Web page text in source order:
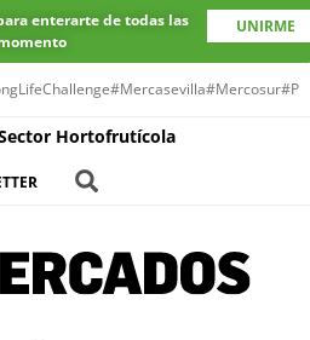
enterarte de todas las
UNIRME
#Mercasevilla#Mercosur
Hortofrutícola